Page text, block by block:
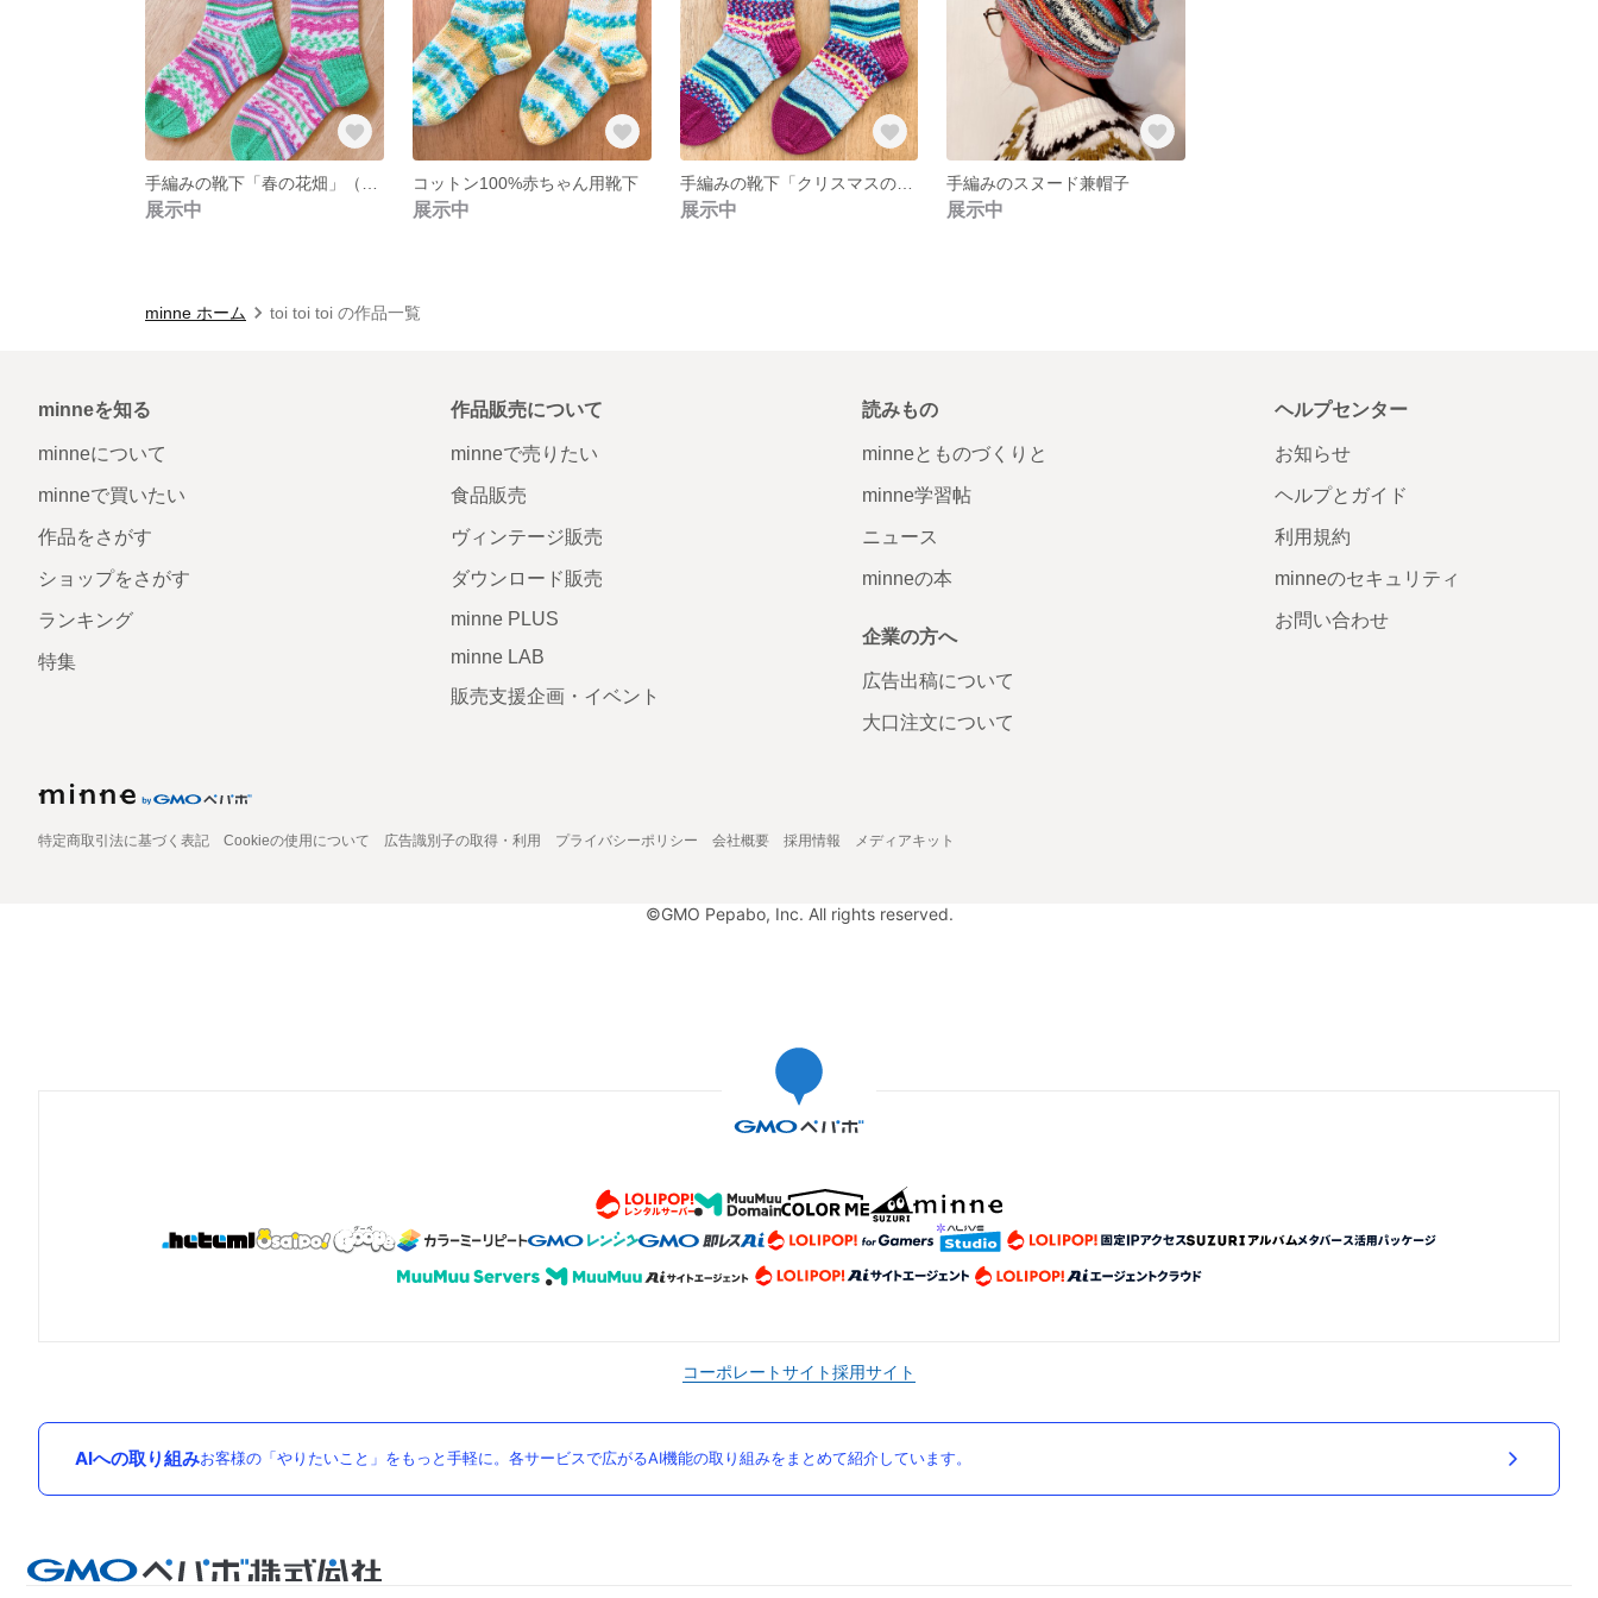
展示中
コットン100%赤ちゃん用靴下
展示中
手編みの靴下「クリスマスの前の夜」
展示中
手編みのスヌード兼帽子
展示中
minne ホーム toi toi toi の作品一覧
minneを知る
minneについて
minneで買いたい
作品をさがす
ショップをさがす
ランキング
特集
作品販売について
minneで売りたい
食品販売
ヴィンテージ販売
ダウンロード販売
minne PLUS
minne LAB
販売支援企画・イベント
読みもの
minneとものづくりと
minne学習帖
ニュース
minneの本
企業の方へ
広告出稿について
大口注文について
ヘルプセンター
お知らせ
ヘルプとガイド
利用規約
minneのセキュリティ
お問い合わせ
特定商取引法に基づく表記 Cookieの使用について 広告識別子の取得・利用 プライバシーポリシー 会社概要 採用情報 メディアキット
©GMO Pepabo, Inc. All rights reserved.
コーポレートサイト採用サイト
AIへの取り組みお客様の「やりたいこと」をもっと手軽に。各サービスで広がるAI機能の取り組みをまとめて紹介しています。